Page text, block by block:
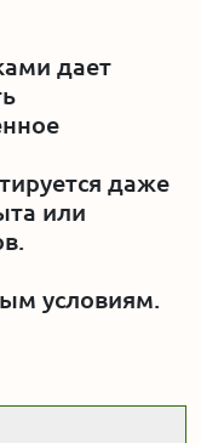
дает
даже
или
условиям.